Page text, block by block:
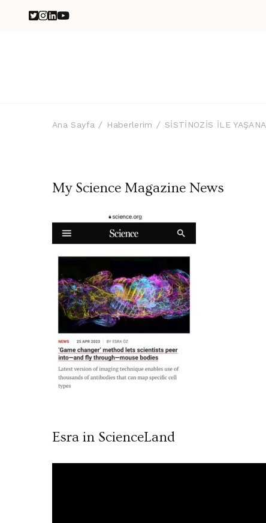
Ana Sayfa Haberlerim SİSTİNOZİS İLE
My Science Magazine News
Esra in ScienceLand